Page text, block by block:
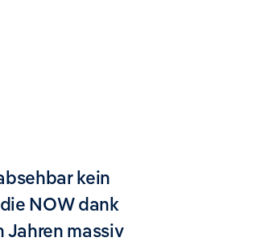
kein
NOW dank
massiv